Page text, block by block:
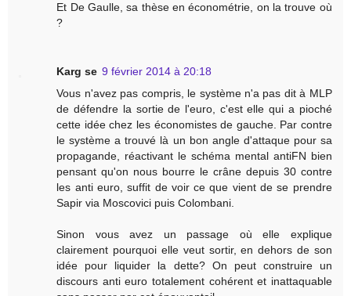
Et De Gaulle, sa thèse en économétrie, on la trouve où
?
Karg se 9 février 2014 à 20:18
Vous n'avez pas compris, le système n'a pas dit à MLP
de défendre la sortie de l'euro, c'est elle qui a pioché
cette idée chez les économistes de gauche. Par contre
le système a trouvé là un bon angle d'attaque pour sa
propagande, réactivant le schéma mental antiFN bien
pensant qu'on nous bourre le crâne depuis 30 contre
les anti euro, suffit de voir ce que vient de se prendre
Sapir via Moscovici puis Colombani.
Sinon vous avez un passage où elle explique
clairement pourquoi elle veut sortir, en dehors de son
idée pour liquider la dette? On peut construire un
discours anti euro totalement cohérent et inattaquable